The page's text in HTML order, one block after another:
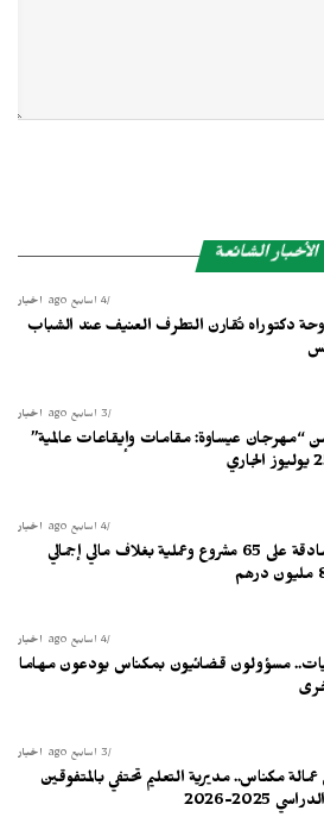
الأخبار الشائعة
أخبار 4 أسابيع ago
دكتوراه تُقارن التطرف العنيف عند الشباب
أخبار 3 أسابيع ago
“مهرجان عيساوة: مقامات وإيقاعات عالمية”
أخبار 4 أسابيع ago
مكناس.. المصادقة على 65 مشروع وعملية بغلاف مالي إجمالي
أخبار 4 أسابيع ago
مسؤولون قضائيون بمكناس يودعون مهاما
أخبار 3 أسابيع ago
مكناس.. مديرية التعليم تحتفي بالمتفوقين
2025-2026